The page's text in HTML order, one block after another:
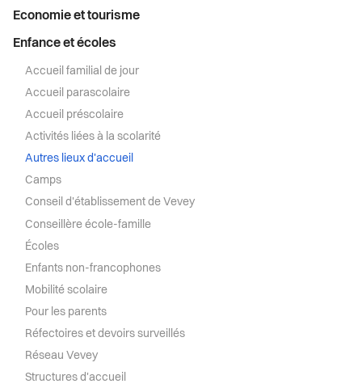
Réfectoires et devoirs surveillés
Réseau Vevey
Structures d'accueil
Vevey ça grandit!
Vevey ça bouge !
Religions
Santé et social
Sécurité
S’installer à Vevey
Sport
Transport et mobilité
Travail
Vie de quartier
Economie et tourisme
Enfance et écoles
Accueil familial de jour
Accueil parascolaire
Accueil préscolaire
Activités liées à la scolarité
Autres lieux d'accueil
Camps
Conseil d'établissement de Vevey
Conseillère école-famille
Écoles
Enfants non-francophones
Mobilité scolaire
Pour les parents
Réfectoires et devoirs surveillés
Réseau Vevey
Structures d'accueil